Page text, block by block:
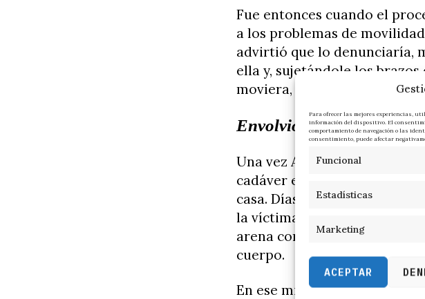
Para ofrecer las mejores experiencias,
información del dispositivo. El
comportamiento de navegación o las
consentimiento, puede afectar
Funcional
Estadísticas
Marketing
ACEPTAR
Fue entonces cuando el
a los problemas de
advirtió que lo denunciaría,
ella y, sujetándole los
moviera, le apretó del
Envolvió el cadáver en
Una vez A.G.S. comprobó
cadáver en unos plásticos y
casa. Días después de lo
la víctima por todo Albacete,
arena con los que luego
cuerpo.
En ese mismo habitáculo, el